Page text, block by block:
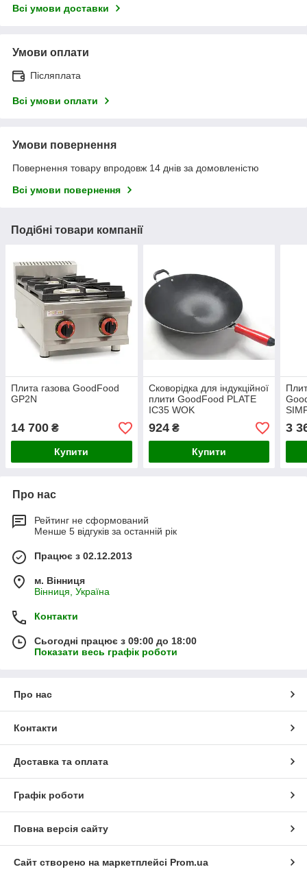
Всі умови доставки
Умови оплати
Післяплата
Всі умови оплати
Умови повернення
Повернення товару впродовж 14 днів за домовленістю
Всі умови повернення
Подібні товари компанії
Плита газова GoodFood
GP2N
14 700 ₴
Купити
Сковорідка для індукційної
плити GoodFood PLATE
IC35 WOK
924₴
Купити
3
Про нас
Рейтинг не сформований
Менше 5 відгуків за останній рік
Працює з 02.12.2013
м. Вінниця
Вінниця, Україна
Контакти
Сьогодні працює з 09:00 до 18:00
Показати весь графік роботи
Про нас
Контакти
Доставка та оплата
Графік роботи
Повна версія сайту
Сайт створено на маркетплейсі Prom.ua